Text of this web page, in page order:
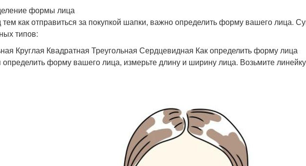
формы лица
как отправиться за покупкой шапки, важно определить форму вашего лица.
типов:
Круглая Квадратная Треугольная Сердцевидная Как определить форму лица
форму вашего лица, измерьте длину и ширину лица. Возьмите